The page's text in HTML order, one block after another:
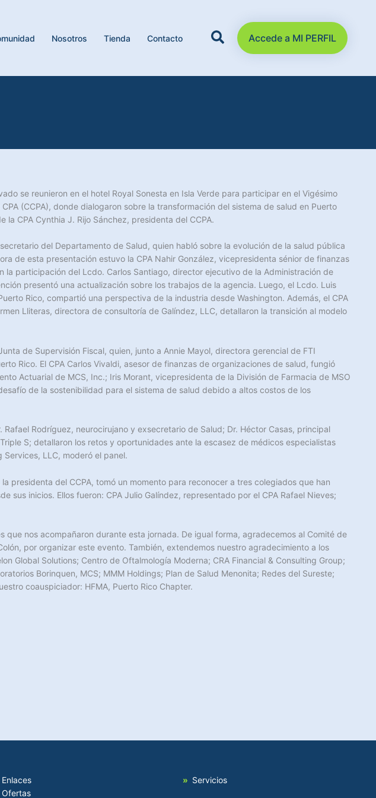
Nosotros Tienda Contacto Accede a MI PERFIL
se reunieron en el hotel Royal Sonesta en Isla Verde para participar en el Vigésimo
(CCPA), donde dialogaron sobre la transformación del sistema de salud en Puerto
CPA Cynthia J. Rijo Sánchez, presidenta del CCPA.
del Departamento de Salud, quien habló sobre la evolución de la salud pública
de esta presentación estuvo la CPA Nahir González, vicepresidenta sénior de finanzas
la participación del Lcdo. Carlos Santiago, director ejecutivo de la Administración de
presentó una actualización sobre los trabajos de la agencia. Luego, el Lcdo. Luis
Rico, compartió una perspectiva de la industria desde Washington. Además, el CPA
Lliteras, directora de consultoría de Galíndez, LLC, detallaron la transición al modelo
de Supervisión Fiscal, quien, junto a Annie Mayol, directora gerencial de FTI
Rico. El CPA Carlos Vivaldi, asesor de finanzas de organizaciones de salud, fungió
Actuarial de MCS, Inc.; Iris Morant, vicepresidenta de la División de Farmacia de MSO
de la sostenibilidad para el sistema de salud debido a altos costos de los
Rodríguez, neurocirujano y exsecretario de Salud; Dr. Héctor Casas, principal
S; detallaron los retos y oportunidades ante la escasez de médicos especialistas
Services, LLC, moderó el panel.
presidenta del CCPA, tomó un momento para reconocer a tres colegiados que han
sus inicios. Ellos fueron: CPA Julio Galíndez, representado por el CPA Rafael Nieves;
nos acompañaron durante esta jornada. De igual forma, agradecemos al Comité de
por organizar este evento. También, extendemos nuestro agradecimiento a los
Global Solutions; Centro de Oftalmología Moderna; CRA Financial & Consulting Group;
Borinquen, MCS; MMM Holdings; Plan de Salud Menonita; Redes del Sureste;
coauspiciador: HFMA, Puerto Rico Chapter.
Enlaces
Ofertas
Servicios